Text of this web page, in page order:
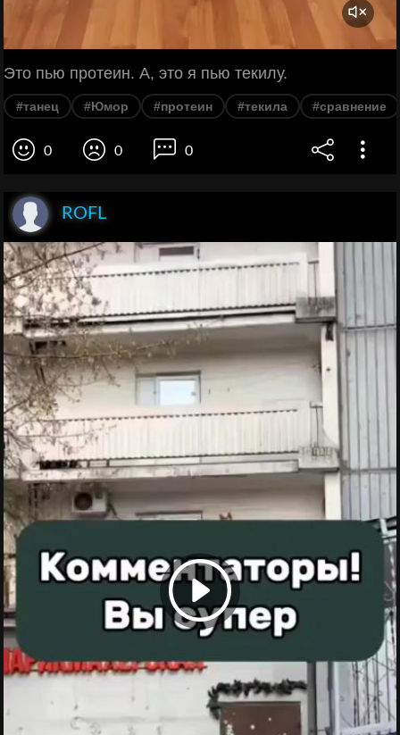
Это пью протеин. А, это я пью текилу.
#танец #Юмор #протеин #текила #сравнение
0 0 0
ROFL